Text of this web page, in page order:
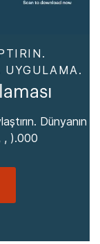
UYGULAMA.
Dünyanın
, ).000